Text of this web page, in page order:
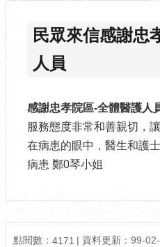
民眾來信感謝忠
人員
感謝忠孝院區-全體醫護人
服務態度非常和善親切，
在病患的眼中，醫生和護
病患 鄭0琴小姐
點閱數： 4171
資料更新：99-